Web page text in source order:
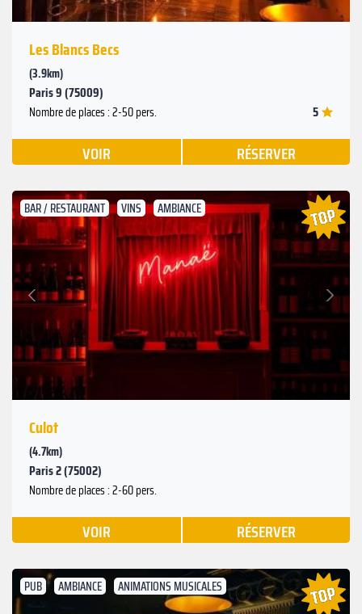
Les Blancs Becs
(3.9km)
Paris 9 (75009)
Nombre de places : 2-50 pers. 5
VOIR RÉSERVER
BAR / RESTAURANT VINS AMBIANCE
Précédent
Suivant
Culot
(4.7km)
Paris 2 (75002)
Nombre de places : 2-60 pers.
VOIR RÉSERVER
PUB AMBIANCE ANIMATIONS MUSICALES